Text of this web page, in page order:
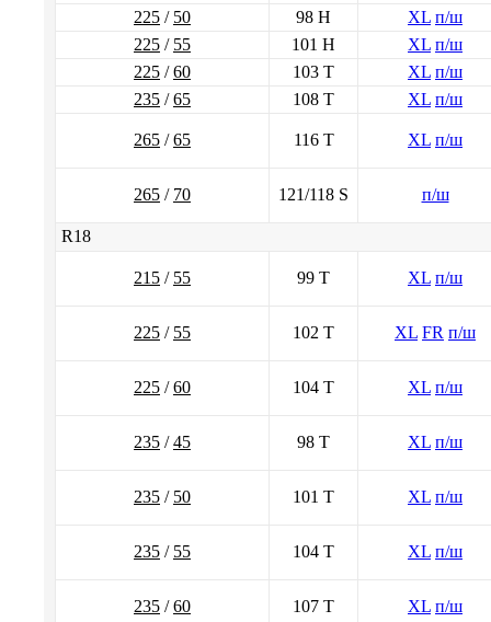
225 / 50 98 H XL п/ш
225 / 55 101 H XL п/ш
225 /60 103 T XL п/ш
235 /65 108 T XL п/ш
265 /65 116 T XL п/ш
265 / 70 121/118 S п/ш
R18
215 / 55 99 T XL п/ш
225 / 55 102 T XL FR п/ш
225 /60 104 T XL п/ш
235 /45 98 T XL п/ш
235 / 50 101 T XL п/ш
235 / 55 104 T XL п/ш
235 /60 107 T XL п/ш